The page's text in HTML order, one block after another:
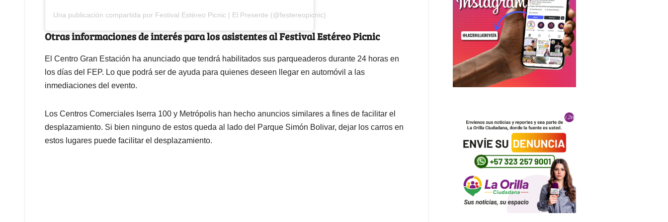
Una publicación compartida por Festival Estéreo Picnic | El Presente (@festereopicnic)
Otras informaciones de interés para los asistentes al Festival Estéreo Picnic
El Centro Gran Estación ha anunciado que tendrá habilitados sus parqueaderos durante 24 horas en
los días del FEP. Lo que podrá ser de ayuda para quienes deseen llegar en automóvil a las
inmediaciones del evento.
Los Centros Comerciales Iserra 100 y Metrópolis han hecho anuncios similares a fines de facilitar el
desplazamiento. Si bien ninguno de estos queda al lado del Parque Simón Bolivar, dejar los carros en
estos lugares puede facilitar el desplazamiento.